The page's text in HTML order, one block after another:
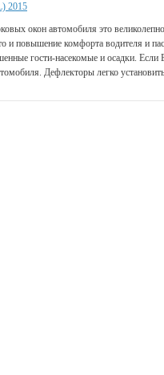
2015
окон автомобиля это
и повышение комфорта водителя и
гости-насекомые и осадки.
Дефлекторы легко